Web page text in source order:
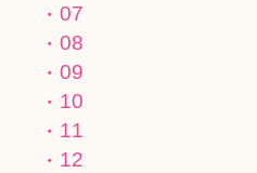
07
08
09
10
11
12